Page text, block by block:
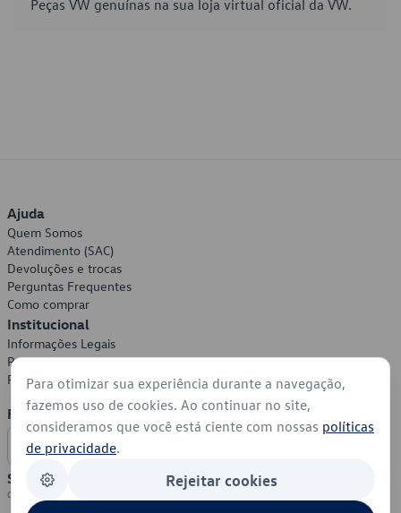
Peças VW genuínas na sua loja virtual oficial da VW.
Ajuda
Quem Somos
Atendimento (SAC)
Devoluções e trocas
Perguntas Frequentes
Como comprar
Institucional
Informações Legais
Política de Privacidade
Política de Cookies
Formas de Pagamento
Segurança
Para otimizar sua experiência durante a navegação,
fazemos uso de cookies. Ao continuar no site,
consideramos que você está ciente com nossas políticas
de privacidade.
Rejeitar cookies